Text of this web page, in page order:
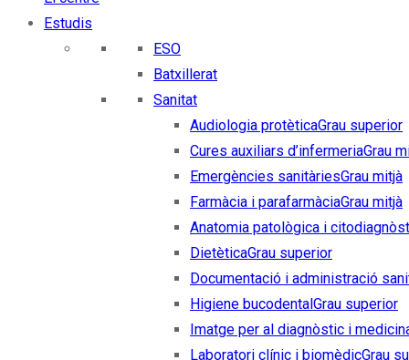
Estudis
ESO
Batxillerat
Sanitat
Audiologia protèticaGrau superior
Cures auxiliars d’infermeriaGrau
Emergències sanitàriesGrau mitjà
Farmàcia i parafarmàciaGrau mitjà
Anatomia patològica i
DietèticaGrau superior
Documentació i administració
Higiene bucodentalGrau superior
Imatge per al diagnòstic i
Laboratori clínic i biomèdicGrau